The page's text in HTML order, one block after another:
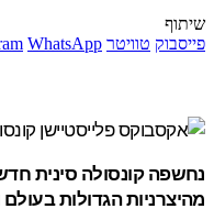
טוויטר WhatsApp
קונסולה סינית חדשה
הגדולות בעולם